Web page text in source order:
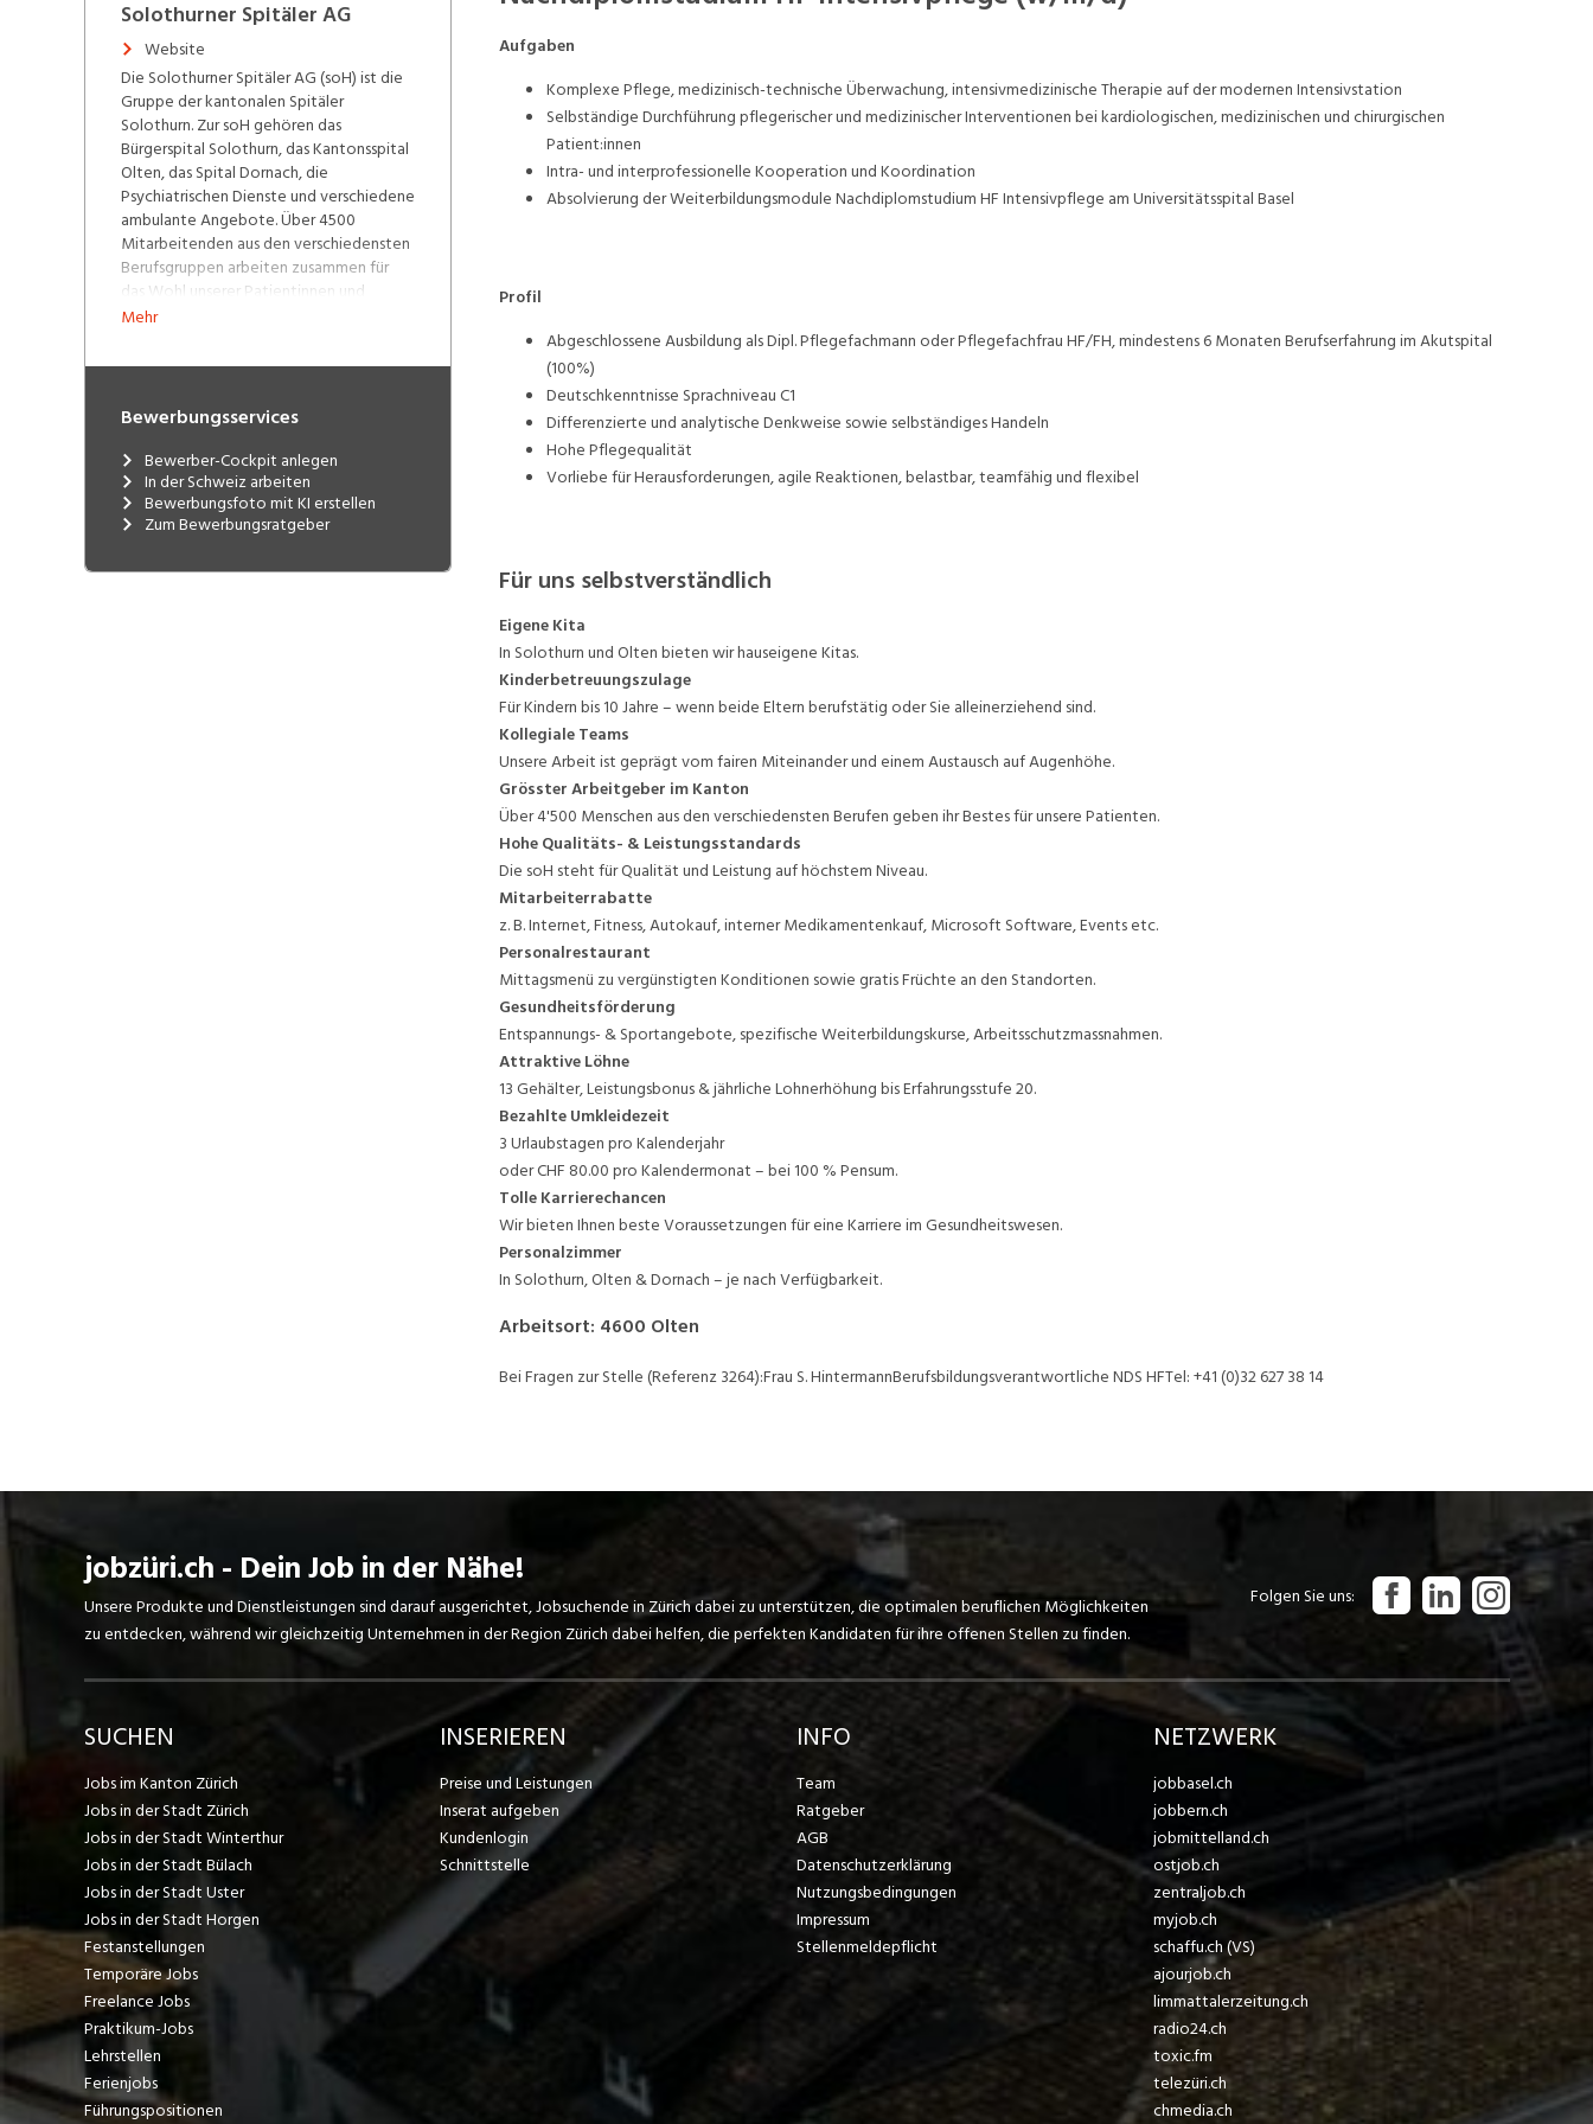
Solothurner Spitäler AG
Website
Die Solothurner Spitäler AG (soH) ist die
Gruppe der kantonalen Spitäler
Solothurn. Zur soH gehören das
Bürgerspital Solothurn, das Kantonsspital
Olten, das Spital Dornach, die
Psychiatrischen Dienste und verschiedene
ambulante Angebote. Über 4500
Mitarbeitenden aus den verschiedensten
Berufsgruppen arbeiten zusammen für
das Wohl unserer Patientinnen und
Patienten. Einziger Eigentümer der
zurzeit der Kanton Solothurn. Unsere
Bürgerspital Solothurn
Kantonsspital Olten
Spital Dornach
Psychiatrische Dienste
Ambulante Dienste
Radio-Onkologie Solothurn
Mehr
Bewerbungsservices
Bewerber-Cockpit anlegen
In der Schweiz arbeiten
Bewerbungsfoto mit KI erstellen
Zum Bewerbungsratgeber
Aufgaben
Komplexe Pflege, medizinisch-technische Überwachung, intensivmedizinische Therapie auf der modernen Intensivstation
Selbständige Durchführung pflegerischer und medizinischer Interventionen bei kardiologischen, medizinischen und chirurgischen
Patient:innen
Intra- und interprofessionelle Kooperation und Koordination
Absolvierung der Weiterbildungsmodule Nachdiplomstudium HF Intensivpflege am Universitätsspital Basel
Profil
Abgeschlossene Ausbildung als Dipl. Pflegefachmann oder Pflegefachfrau HF/FH, mindestens 6 Monaten Berufserfahrung im Akutspital
(100%)
Deutschkenntnisse Sprachniveau C1
Differenzierte und analytische Denkweise sowie selbständiges Handeln
Hohe Pflegequalität
Vorliebe für Herausforderungen, agile Reaktionen, belastbar, teamfähig und flexibel
Für uns selbstverständlich
Eigene Kita
In Solothurn und Olten bieten wir hauseigene Kitas.
Kinderbetreuungszulage
Für Kindern bis 10 Jahre – wenn beide Eltern berufstätig oder Sie alleinerziehend sind.
Kollegiale Teams
Unsere Arbeit ist geprägt vom fairen Miteinander und einem Austausch auf Augenhöhe.
Grösster Arbeitgeber im Kanton
Über 4'500 Menschen aus den verschiedensten Berufen geben ihr Bestes für unsere Patienten.
Hohe Qualitäts- & Leistungsstandards
Die soH steht für Qualität und Leistung auf höchstem Niveau.
Mitarbeiterrabatte
z. B. Internet, Fitness, Autokauf, interner Medikamentenkauf, Microsoft Software, Events etc.
Personalrestaurant
Mittagsmenü zu vergünstigten Konditionen sowie gratis Früchte an den Standorten.
Gesundheitsförderung
Entspannungs- & Sportangebote, spezifische Weiterbildungskurse, Arbeitsschutzmassnahmen.
Attraktive Löhne
13 Gehälter, Leistungsbonus & jährliche Lohnerhöhung bis Erfahrungsstufe 20.
Bezahlte Umkleidezeit
3 Urlaubstagen pro Kalenderjahr
oder CHF 80.00 pro Kalendermonat – bei 100 % Pensum.
Tolle Karrierechancen
Wir bieten Ihnen beste Voraussetzungen für eine Karriere im Gesundheitswesen.
Personalzimmer
In Solothurn, Olten & Dornach – je nach Verfügbarkeit.
Arbeitsort: 4600 Olten
Bei Fragen zur Stelle (Referenz 3264):Frau S. HintermannBerufsbildungsverantwortliche NDS HFTel: +41 (0)32 627 38 14
jobzüri.ch - Dein Job in der Nähe!
Unsere Produkte und Dienstleistungen sind darauf ausgerichtet, Jobsuchende in Zürich dabei zu unterstützen, die optimalen beruflichen Möglichkeiten
zu entdecken, während wir gleichzeitig Unternehmen in der Region Zürich dabei helfen, die perfekten Kandidaten für ihre offenen Stellen zu finden.
Folgen Sie uns
SUCHEN
Jobs im Kanton Zürich
Jobs in der Stadt Zürich
Jobs in der Stadt Winterthur
Jobs in der Stadt Bülach
Jobs in der Stadt Uster
Jobs in der Stadt Horgen
Festanstellungen
Temporäre Jobs
Freelance Jobs
Praktikum-Jobs
Lehrstellen
Ferienjobs
Führungspositionen
INSERIEREN
Preise und Leistungen
Inserat aufgeben
Kundenlogin
Schnittstelle
INFO
Team
Ratgeber
AGB
Datenschutzerklärung
Nutzungsbedingungen
Impressum
Stellenmeldepflicht
NETZWERK
jobbasel.ch
jobbern.ch
jobmittelland.ch
ostjob.ch
zentraljob.ch
myjob.ch
schaffu.ch (VS)
ajourjob.ch
limmattalerzeitung.ch
radio24.ch
toxic.fm
telezüri.ch
chmedia.ch